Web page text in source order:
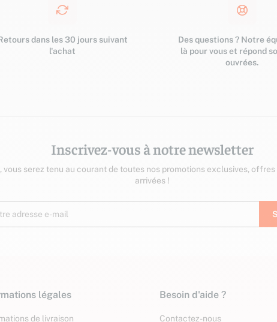
dans les 30 jours suivant
l'achat
Des questions ? Notre
là pour vous et répond
ouvrées.
Inscrivez-vous à notre newsletter
vous serez tenu au courant de toutes nos promotions exclusives,
arrivées !
légales
de livraison
Besoin d'aide ?
Contactez-nous